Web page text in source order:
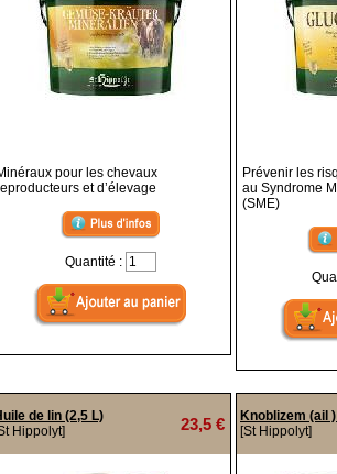
pour les chevaux
et d’élevage
Quantité :
Prévenir les
au Syndrome
(SME)
de lin (2,5 L)
Hippolyt]
23,5 €
Knoblizem (ail
[St Hippolyt]